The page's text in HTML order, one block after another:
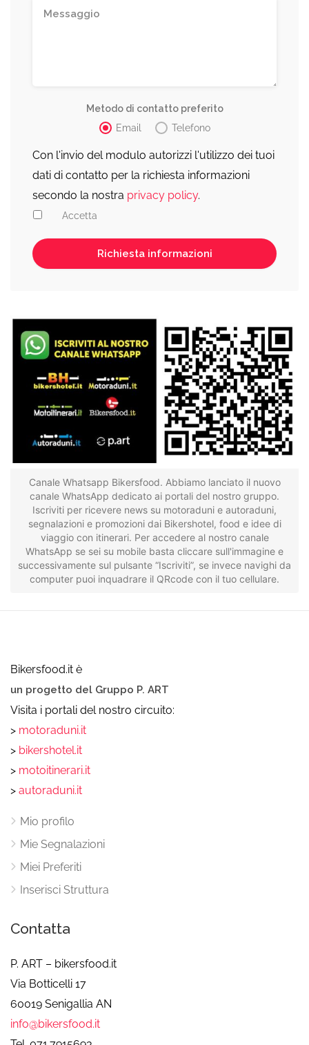
Metodo di contatto preferito
Email
Telefono
Con l'invio del modulo autorizzi l'utilizzo dei tuoi
dati di contatto per la richiesta informazioni
secondo la nostra privacy policy.
Accetta
Canale Whatsapp Bikersfood. Abbiamo lanciato il nuovo
canale WhatsApp dedicato ai portali del nostro gruppo.
Iscriviti per ricevere news su motoraduni e autoraduni,
segnalazioni e promozioni dai Bikershotel, food e idee di
viaggio con itinerari. Per accedere al nostro canale
WhatsApp se sei su mobile basta cliccare sull'immagine e
successivamente sul pulsante “Iscriviti”, se invece navighi da
computer puoi inquadrare il QRcode con il tuo cellulare.
Bikersfood.it è
un progetto del Gruppo P. ART
Visita i portali del nostro circuito:
> motoraduni.it
> bikershotel.it
> motoitinerari.it
> autoraduni.it
Mio profilo
Mie Segnalazioni
Miei Preferiti
Inserisci Struttura
Contatta
P. ART – bikersfood.it
Via Botticelli 17
60019 Senigallia AN
info@bikersfood.it